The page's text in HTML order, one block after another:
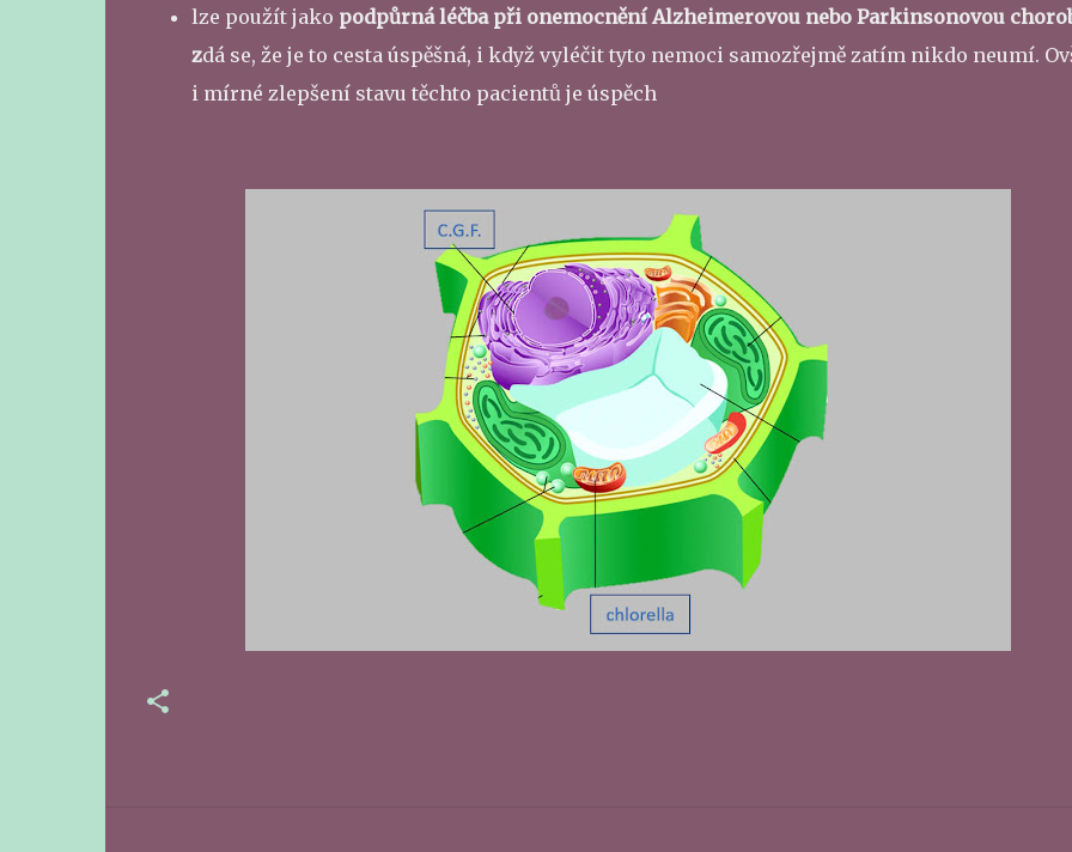
lze použít jako podpůrná léčba při onemocnění Alzheimerovou nebo Parkinsonovou
zdá se, že je to cesta úspěšná, i když vyléčit tyto nemoci samozřejmě zatím nikdo neumí.
i mírné zlepšení stavu těchto pacientů je úspěch